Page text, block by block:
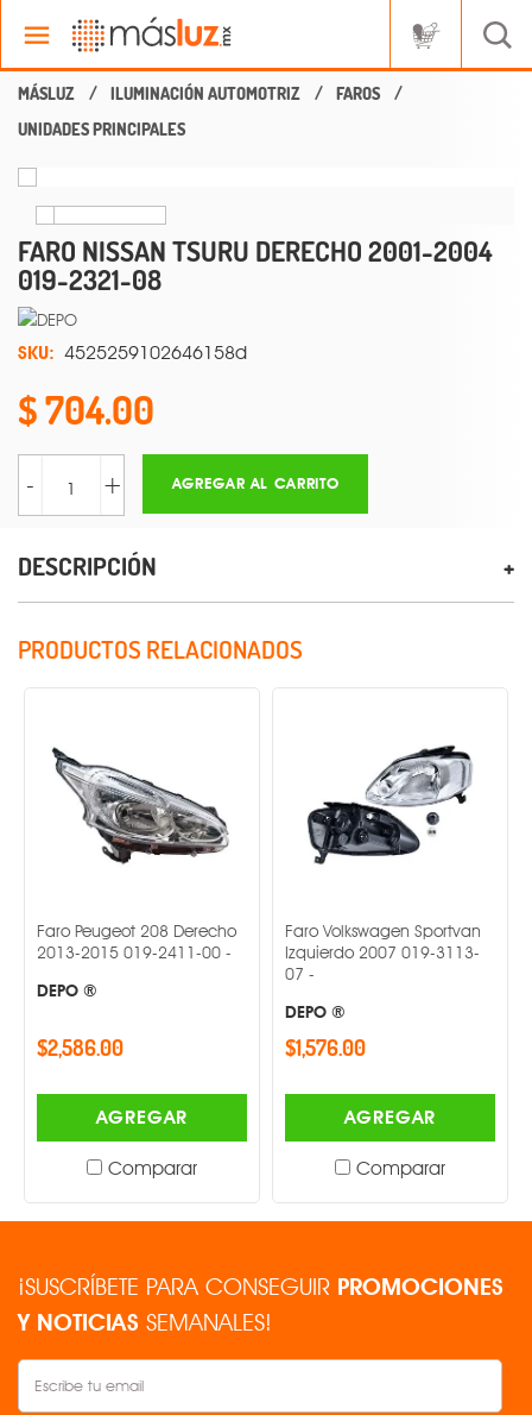
ILUMINACIÓN AUTOMOTRIZ
FAROS
UNIDADES PRINCIPALES
FARO NISSAN TSURU DERECHO 2001-2004
019-2321-08
SKU: 4525259102646158d
704.00
- + AGREGAR AL CARRITO
DESCRIPCIÓN
PRODUCTOS RELACIONADOS
Faro Peugeot 208 Derecho
2013-2015 019-2411-00 -
DEPO ®
$2,586.00
AGREGAR
Comparar
Faro Volkswagen Sportvan
Izquierdo 2007 019-3113-
07 -
DEPO ®
$1,576.00
AGREGAR
Comparar
¡SUSCRÍBETE PARA CONSEGUIR PROMOCIONES
Y NOTICIAS SEMANALES!